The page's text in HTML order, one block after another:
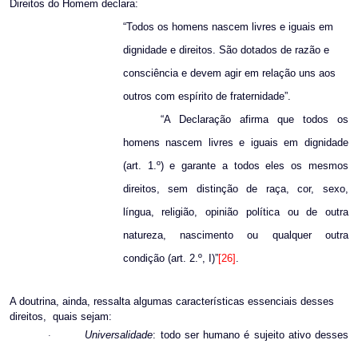
Direitos do Homem declara:
“Todos os homens nascem livres e iguais em
dignidade e direitos. São dotados de razão e
consciência e devem agir em relação uns aos
outros com espírito de fraternidade”.
“A Declaração afirma que todos os
homens nascem livres e iguais em dignidade
(art. 1.º) e garante a todos eles os mesmos
direitos, sem distinção de raça, cor, sexo,
língua, religião, opinião política ou de outra
natureza, nascimento ou qualquer outra
condição (art. 2.º, I)”[26] .
A doutrina, ainda, ressalta algumas características essenciais desses
direitos, quais sejam:
· Universalidade: todo ser humano é sujeito ativo desses